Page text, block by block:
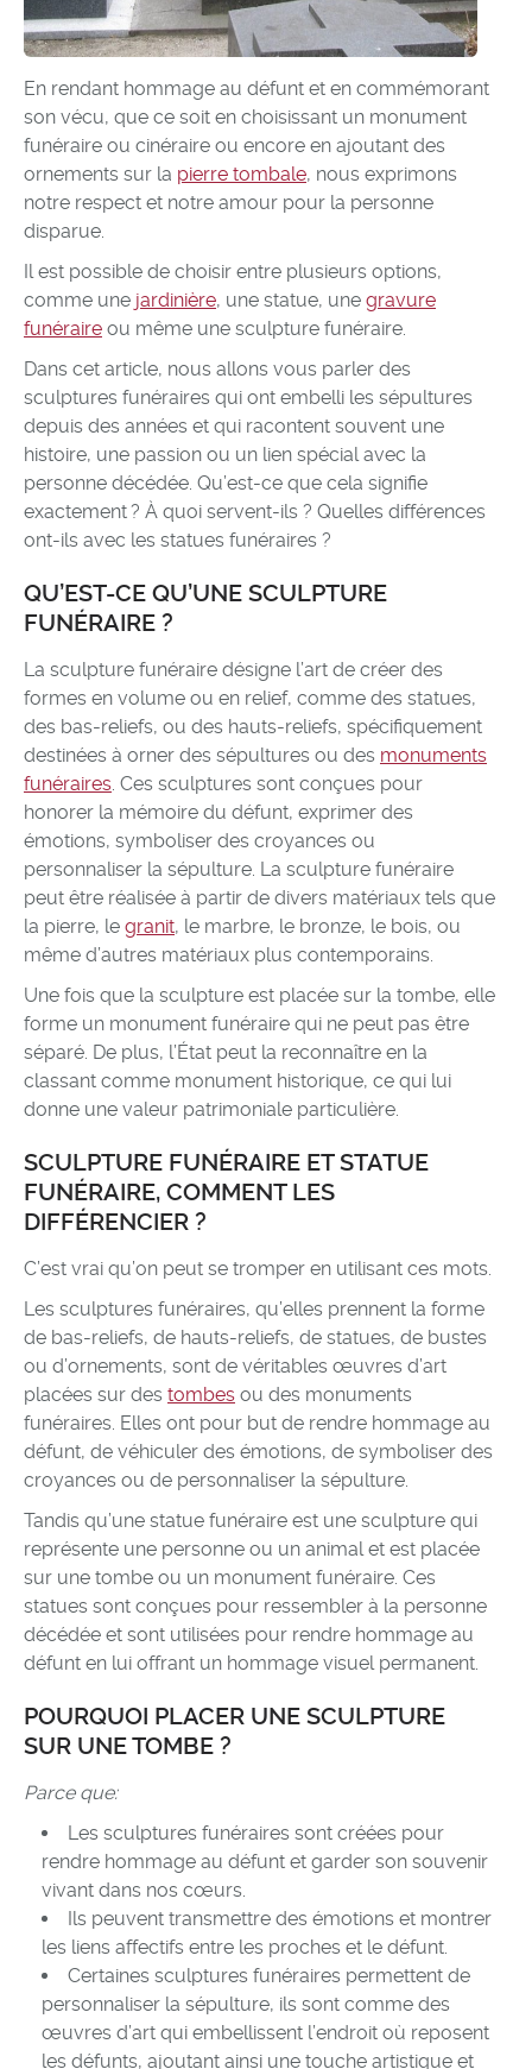
En rendant hommage au défunt et en commémorant
son vécu, que ce soit en choisissant un monument
funéraire ou cinéraire ou encore en ajoutant des
ornements sur la pierre tombale, nous exprimons
notre respect et notre amour pour la personne
disparue.
Il est possible de choisir entre plusieurs options,
comme une jardinière, une statue, une gravure
funéraire ou même une sculpture funéraire.
Dans cet article, nous allons vous parler des
sculptures funéraires qui ont embelli les sépultures
depuis des années et qui racontent souvent une
histoire, une passion ou un lien spécial avec la
personne décédée. Qu’est-ce que cela signifie
exactement ? À quoi servent-ils ? Quelles différences
ont-ils avec les statues funéraires ?
QU’EST-CE QU’UNE SCULPTURE
FUNÉRAIRE ?
La sculpture funéraire désigne l’art de créer des
formes en volume ou en relief, comme des statues,
des bas-reliefs, ou des hauts-reliefs, spécifiquement
destinées à orner des sépultures ou des monuments
funéraires. Ces sculptures sont conçues pour
honorer la mémoire du défunt, exprimer des
émotions, symboliser des croyances ou
personnaliser la sépulture. La sculpture funéraire
peut être réalisée à partir de divers matériaux tels que
la pierre, le granit, le marbre, le bronze, le bois, ou
même d’autres matériaux plus contemporains.
Une fois que la sculpture est placée sur la tombe, elle
forme un monument funéraire qui ne peut pas être
séparé. De plus, l’État peut la reconnaître en la
classant comme monument historique, ce qui lui
donne une valeur patrimoniale particulière.
SCULPTURE FUNÉRAIRE ET STATUE
FUNÉRAIRE, COMMENT LES
DIFFÉRENCIER ?
C’est vrai qu’on peut se tromper en utilisant ces mots.
Les sculptures funéraires, qu’elles prennent la forme
de bas-reliefs, de hauts-reliefs, de statues, de bustes
ou d’ornements, sont de véritables œuvres d’art
placées sur des tombes ou des monuments
funéraires. Elles ont pour but de rendre hommage au
défunt, de véhiculer des émotions, de symboliser des
croyances ou de personnaliser la sépulture.
Tandis qu’une statue funéraire est une sculpture qui
représente une personne ou un animal et est placée
sur une tombe ou un monument funéraire. Ces
statues sont conçues pour ressembler à la personne
décédée et sont utilisées pour rendre hommage au
défunt en lui offrant un hommage visuel permanent.
POURQUOI PLACER UNE SCULPTURE
SUR UNE TOMBE ?
Parce que:
Les sculptures funéraires sont créées pour
rendre hommage au défunt et garder son souvenir
vivant dans nos cœurs.
Ils peuvent transmettre des émotions et montrer
les liens affectifs entre les proches et le défunt.
Certaines sculptures funéraires permettent de
personnaliser la sépulture, ils sont comme des
œuvres d’art qui embellissent l’endroit où reposent
les défunts, ajoutant ainsi une touche artistique et